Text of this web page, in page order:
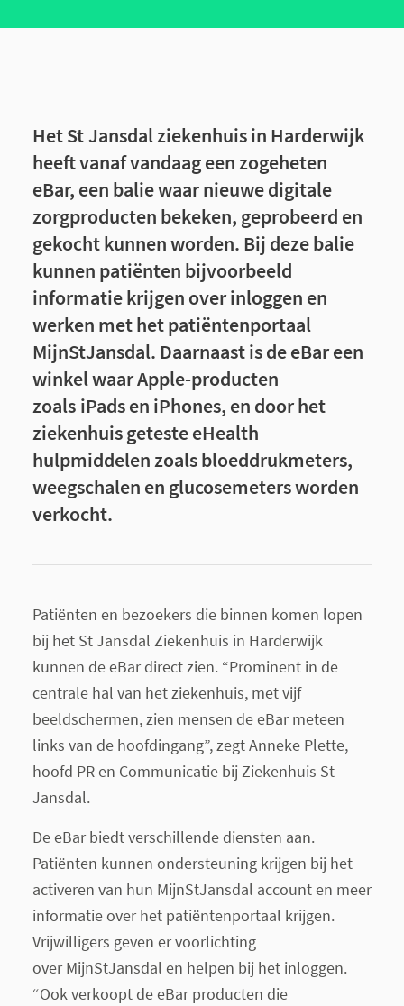
Het St Jansdal ziekenhuis in Harderwijk
heeft vanaf vandaag een zogeheten
eBar, een balie waar nieuwe digitale
zorgproducten bekeken, geprobeerd en
gekocht kunnen worden. Bij deze balie
kunnen patiënten bijvoorbeeld
informatie krijgen over inloggen en
werken met het patiëntenportaal
MijnStJansdal. Daarnaast is de eBar een
winkel waar Apple-producten
zoals iPads en iPhones, en door het
ziekenhuis geteste eHealth
hulpmiddelen zoals bloeddrukmeters,
weegschalen en glucosemeters worden
verkocht.
Patiënten en bezoekers die binnen komen lopen
bij het St Jansdal Ziekenhuis in Harderwijk
kunnen de eBar direct zien. “Prominent in de
centrale hal van het ziekenhuis, met vijf
beeldschermen, zien mensen de eBar meteen
links van de hoofdingang”, zegt Anneke Plette,
hoofd PR en Communicatie bij Ziekenhuis St
Jansdal.
De eBar biedt verschillende diensten aan.
Patiënten kunnen ondersteuning krijgen bij het
activeren van hun MijnStJansdal account en meer
informatie over het patiëntenportaal krijgen.
Vrijwilligers geven er voorlichting
over MijnStJansdal en helpen bij het inloggen.
“Ook verkoopt de eBar producten die